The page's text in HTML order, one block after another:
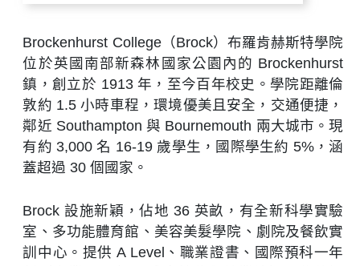
Brockenhurst College（Brock）布羅肯赫斯特學院
位於英國南部新森林國家公園內的 Brockenhurst
鎮，創立於 1913 年，至今百年校史。學院距離倫
敦約 1.5 小時車程，環境優美且安全，交通便捷，
鄰近 Southampton 與 Bournemouth 兩大城市。現
有約 3,000 名 16-19 歲學生，國際學生約 5%，涵
蓋超過 30 個國家。
Brock 設施新穎，佔地 36 英畝，有全新科學實驗
室、多功能體育館、美容美髮學院、劇院及餐飲實
訓中心。提供 A Level、職業證書、國際預科一年